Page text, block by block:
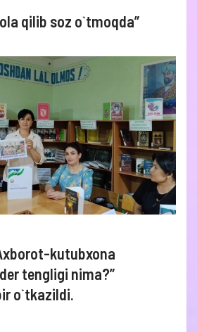
qilib soz o`tmoqda”
kutubxona
tengligi nima?”
o`tkazildi.